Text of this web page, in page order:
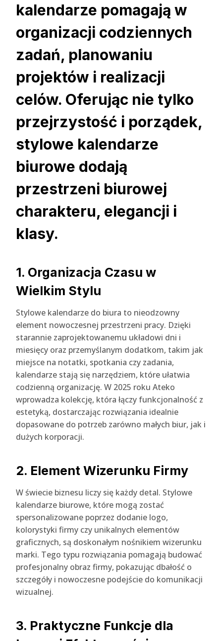
kalendarze pomagają w
organizacji codziennych
zadań, planowaniu
projektów i realizacji
celów. Oferując nie tylko
przejrzystość i porządek,
stylowe kalendarze
biurowe dodają
przestrzeni biurowej
charakteru, elegancji i
klasy.
1. Organizacja Czasu w
Wielkim Stylu
Stylowe kalendarze do biura to nieodzowny
element nowoczesnej przestrzeni pracy. Dzięki
starannie zaprojektowanemu układowi dni i
miesięcy oraz przemyślanym dodatkom, takim jak
miejsce na notatki, spotkania czy zadania,
kalendarze stają się narzędziem, które ułatwia
codzienną organizację. W 2025 roku Ateko
wprowadza kolekcję, która łączy funkcjonalność z
estetyką, dostarczając rozwiązania idealnie
dopasowane do potrzeb zarówno małych biur, jak i
dużych korporacji.
2. Element Wizerunku Firmy
W świecie biznesu liczy się każdy detal. Stylowe
kalendarze biurowe, które mogą zostać
spersonalizowane poprzez dodanie logo,
kolorystyki firmy czy unikalnych elementów
graficznych, są doskonałym nośnikiem wizerunku
marki. Tego typu rozwiązania pomagają budować
profesjonalny obraz firmy, pokazując dbałość o
szczegóły i nowoczesne podejście do komunikacji
wizualnej.
3. Praktyczne Funkcje dla